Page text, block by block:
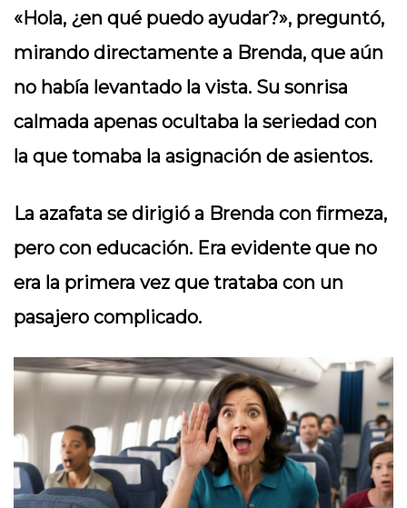
«Hola, ¿en qué puedo ayudar?», preguntó,
mirando directamente a Brenda, que aún
no había levantado la vista. Su sonrisa
calmada apenas ocultaba la seriedad con
la que tomaba la asignación de asientos.
La azafata se dirigió a Brenda con firmeza,
pero con educación. Era evidente que no
era la primera vez que trataba con un
pasajero complicado.